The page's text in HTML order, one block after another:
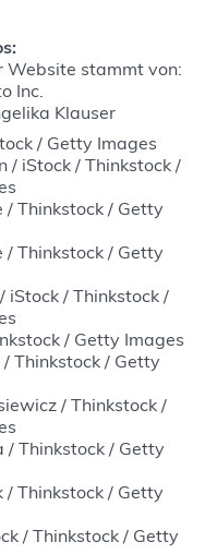
Website stammt von:
Inc.
Klauser
/ Getty Images
/ iStock / Thinkstock /
Thinkstock / Getty
Thinkstock / Getty
iStock / Thinkstock /
/ Getty Images
Thinkstock / Getty
/ Thinkstock /
/ Thinkstock / Getty
/ Thinkstock / Getty
/ Thinkstock / Getty